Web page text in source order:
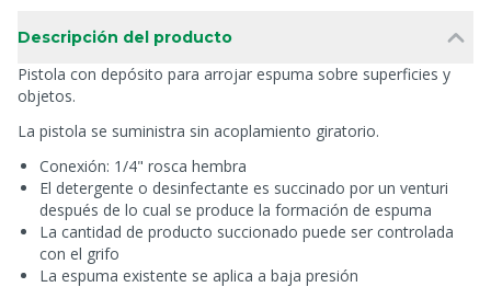
Descripción del producto
Pistola con depósito para arrojar espuma sobre superficies y
objetos.
La pistola se suministra sin acoplamiento giratorio.
Conexión: 1/4" rosca hembra
El detergente o desinfectante es succinado por un venturi
después de lo cual se produce la formación de espuma
La cantidad de producto succionado puede ser controlada
con el grifo
La espuma existente se aplica a baja presión